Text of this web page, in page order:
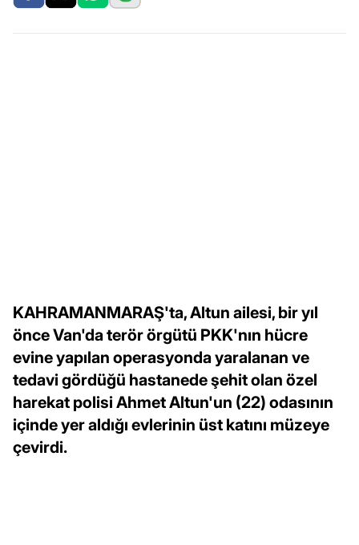
KAHRAMANMARAŞ'ta, Altun ailesi, bir yıl
önce Van'da terör örgütü PKK'nın hücre
evine yapılan operasyonda yaralanan ve
tedavi gördüğü hastanede şehit olan özel
harekat polisi Ahmet Altun'un (22) odasının
içinde yer aldığı evlerinin üst katını müzeye
çevirdi.